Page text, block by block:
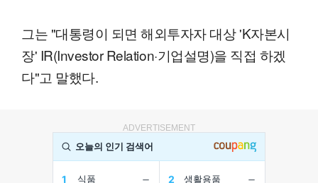
그는 "대통령이 되면 해외투자자 대상 'K자본시
장' IR(Investor Relation·기업설명)을 직접 하겠
다"고 말했다.
ADVERTISEMENT